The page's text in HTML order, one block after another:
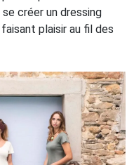
créer un dressing
plaisir au fil des